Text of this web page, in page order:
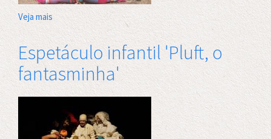
Veja mais
Violetas
Parque
Espetáculo infantil 'Pluft, o
fantasminha'